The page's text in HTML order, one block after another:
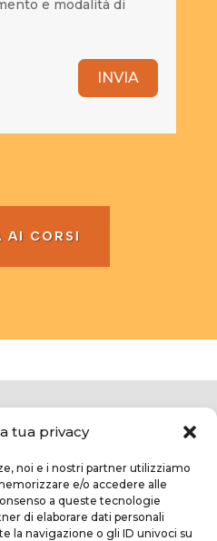
tua privacy
noi e i nostri partner utilizziamo
e/o accedere alle
a queste tecnologie
di elaborare dati personali
la navigazione o gli ID univoci su
e modalità di
INVIA
AI CORSI